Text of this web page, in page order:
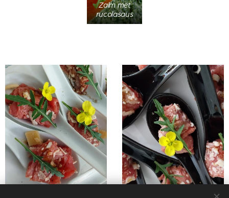
Zalm met
rucolasaus